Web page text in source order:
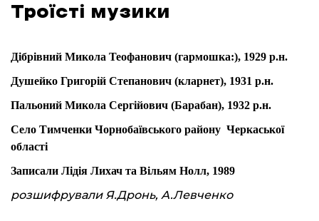
Троїсті музики
Дібрівний Микола Теофанович (гармошка:), 1929 р.н.
Душейко Григорій Степанович (кларнет), 1931 р.н.
Пальоний Микола Сергійович (Барабан), 1932 р.н.
Село Тимченки Чорнобаївського району Черкаської
області
Записали Лідія Лихач та Вільям Нолл, 1989
розшифрували Я.Дронь, А.Левченко